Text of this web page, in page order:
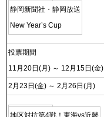
静岡新聞社・静岡放送
New Year’s Cup
投票期間
11月20日(月) ～ 12月15日(金)
2月23日(金) ～ 2月26日(月)
地区対抗第4戦！東海vs近畿